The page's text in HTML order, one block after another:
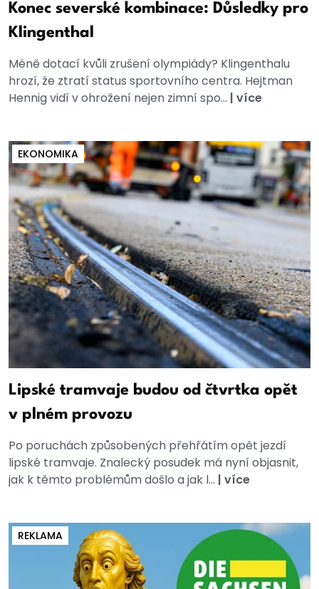
Konec severské kombinace: Důsledky pro
Klingenthal
Méně dotací kvůli zrušení olympiády? Klingenthalu
hrozí, že ztratí status sportovního centra. Hejtman
Hennig vidí v ohrožení nejen zimní spo... | více
EKONOMIKA
Lipské tramvaje budou od čtvrtka opět
v plném provozu
Po poruchách způsobených přehřátím opět jezdí
lipské tramvaje. Znalecký posudek má nyní objasnit,
jak k těmto problémům došlo a jak l... | více
REKLAMA